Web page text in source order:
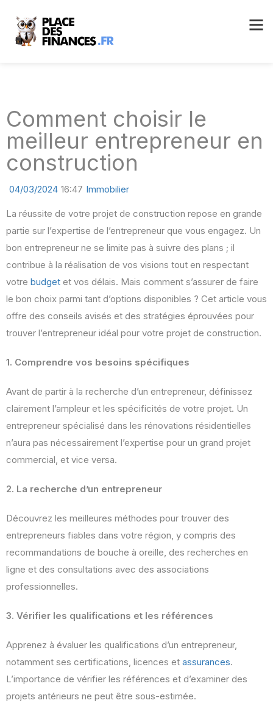
Comment choisir le
meilleur entrepreneur en
construction
04/03/2024 16:47 Immobilier
La réussite de votre projet de construction repose en grande
partie sur l’expertise de l’entrepreneur que vous engagez. Un
bon entrepreneur ne se limite pas à suivre des plans ; il
contribue à la réalisation de vos visions tout en respectant
votre budget et vos délais. Mais comment s’assurer de faire
le bon choix parmi tant d’options disponibles ? Cet article vous
offre des conseils avisés et des stratégies éprouvées pour
trouver l’entrepreneur idéal pour votre projet de construction.
1. Comprendre vos besoins spécifiques
Avant de partir à la recherche d’un entrepreneur, définissez
clairement l’ampleur et les spécificités de votre projet. Un
entrepreneur spécialisé dans les rénovations résidentielles
n’aura pas nécessairement l’expertise pour un grand projet
commercial, et vice versa.
2. La recherche d’un entrepreneur
Découvrez les meilleures méthodes pour trouver des
entrepreneurs fiables dans votre région, y compris des
recommandations de bouche à oreille, des recherches en
ligne et des consultations avec des associations
professionnelles.
3. Vérifier les qualifications et les références
Apprenez à évaluer les qualifications d’un entrepreneur,
notamment ses certifications, licences et assurances.
L’importance de vérifier les références et d’examiner des
projets antérieurs ne peut être sous-estimée.